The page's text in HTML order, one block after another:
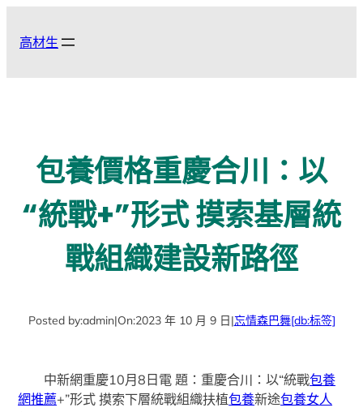
高材生
包養價格重慶合川：以
“統戰+”形式 摸索基層統
戰組織建設新路徑
Posted by:admin|On:2023 年 10 月 9 日|忘情森巴舞[db:标签]
中新網重慶10月8日電 題：重慶合川：以“統戰包養
網推薦+”形式 摸索下層統戰組織扶植包養新途包養女人